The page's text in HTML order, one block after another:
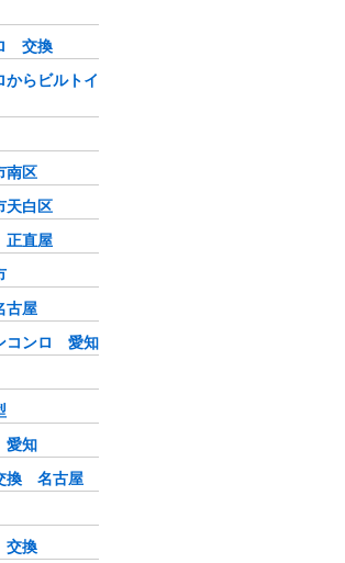
交換
からビルトイ
南区
天白区
直屋
屋
コンロ 愛知
愛知
換 名古屋
交換